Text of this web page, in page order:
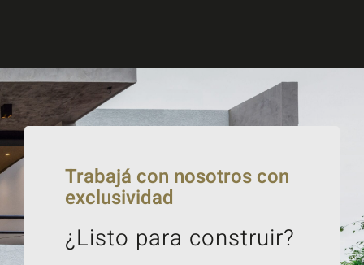
Trabajá con nosotros con
exclusividad
¿Listo para construir?